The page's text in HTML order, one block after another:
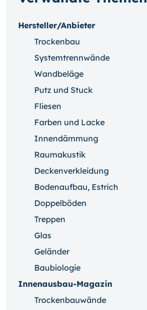
Hersteller/Anbieter
Trockenbau
Systemtrennwände
Wandbeläge
Putz und Stuck
Fliesen
Farben und Lacke
Innendämmung
Raumakustik
Deckenverkleidung
Bodenaufbau, Estrich
Doppelböden
Treppen
Glas
Geländer
Baubiologie
Innenausbau-Magazin
Trockenbauwände